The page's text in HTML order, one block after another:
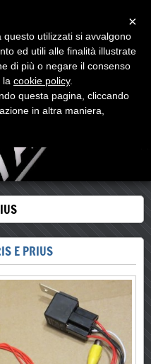
HOME SECURITY
E PRIUS
×
utilizzati si avvalgono
ed utili alle finalità illustrate
di più o negare il consenso
la cookie policy.
questa pagina, cliccando
in altra maniera,